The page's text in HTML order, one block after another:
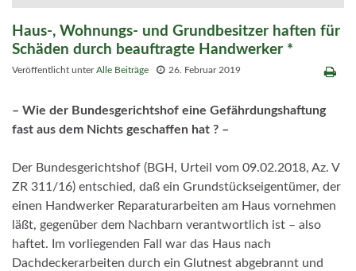
Haus-, Wohnungs- und Grundbesitzer haften für
Schäden durch beauftragte Handwerker *
Veröffentlicht unterAlle Beiträge 26. Februar 2019
– Wie der Bundesgerichtshof eine Gefährdungshaftung
fast aus dem Nichts geschaffen hat ? –
Der Bundesgerichtshof (BGH, Urteil vom 09.02.2018, Az. V
ZR 311/16) entschied, daß ein Grundstückseigentümer, der
einen Handwerker Reparaturarbeiten am Haus vornehmen
läßt, gegenüber dem Nachbarn verantwortlich ist – also
haftet. Im vorliegenden Fall war das Haus nach
Dachdeckerarbeiten durch ein Glutnest abgebrannt und